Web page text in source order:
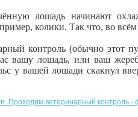
лошадь начинают
колики. Так что, во
контроль (обычно этот
вашу лошадь, или ваш
у вашей лошади скакнул